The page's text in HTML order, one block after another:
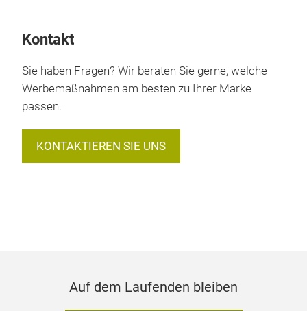
Kontakt
Sie haben Fragen? Wir beraten Sie gerne, welche
Werbemaßnahmen am besten zu Ihrer Marke
passen.
KONTAKTIEREN SIE UNS
Auf dem Laufenden bleiben